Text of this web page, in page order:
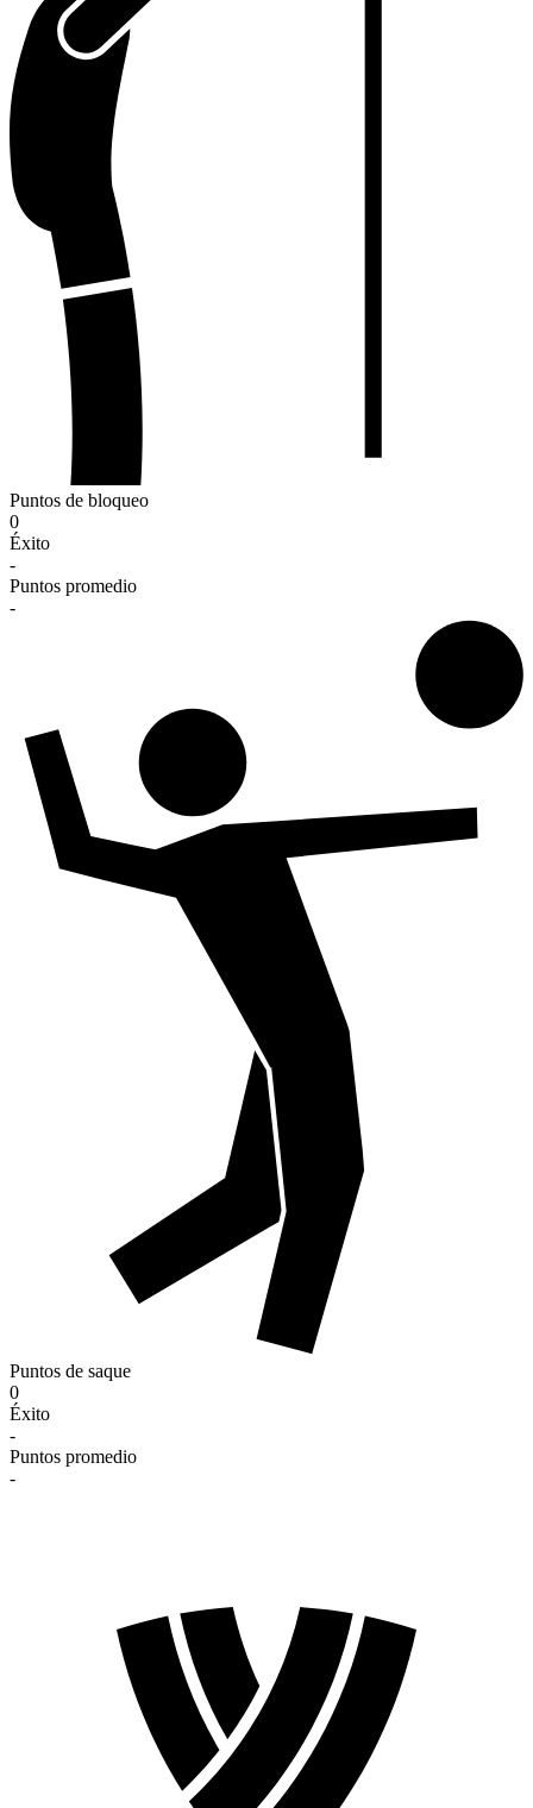
Puntos de bloqueo
0
Éxito
-
Puntos promedio
-
Puntos de saque
0
Éxito
-
Puntos promedio
-